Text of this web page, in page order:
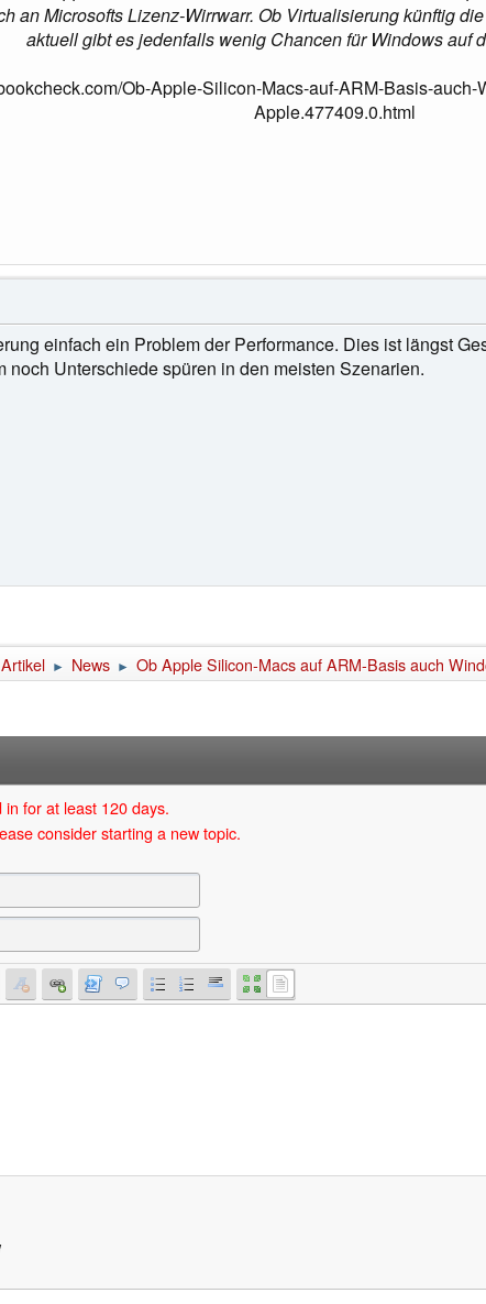
an Microsofts Lizenz-Wirrwarr. Ob Virtualisierung künftig
aktuell gibt es jedenfalls wenig Chancen für Windows auf
Ob-Apple-Silicon-Macs-auf-ARM-Basis-
Apple.477409.0.html
einfach ein Problem der Performance. Dies ist längst
noch Unterschiede spüren in den meisten Szenarien.
► News ► Ob Apple Silicon-Macs auf ARM-Basis auch
for at least 120 days.
consider starting a new topic.